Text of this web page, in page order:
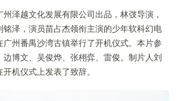
泽越文化发展有限公司出品，林弢导演，
泽，演员苗占杰领衔主演的少年软科幻电
州番禺沙湾古镇举行了开机仪式。本片参
边博文、 吴俊烨、 张栩弈、雷俊。制片人刘
机仪式上发表了致辞。